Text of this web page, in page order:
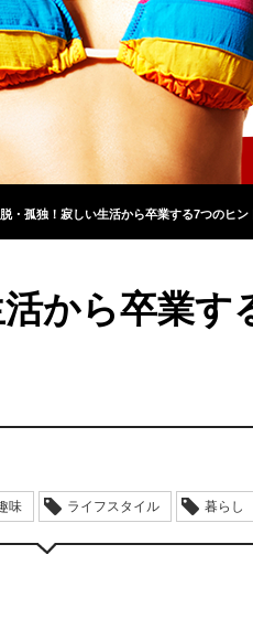
脱・孤独！寂しい生活から卒業する7つのヒン
から卒業す
味 ライフスタイル 暮らし